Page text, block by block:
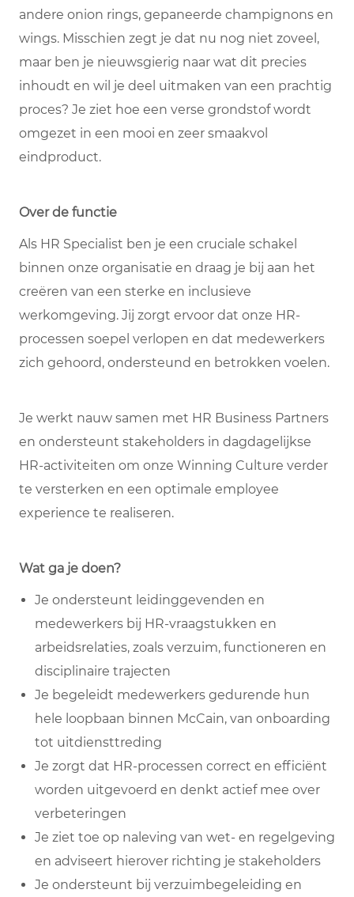
andere onion rings, gepaneerde champignons en
wings. Misschien zegt je dat nu nog niet zoveel,
maar ben je nieuwsgierig naar wat dit precies
inhoudt en wil je deel uitmaken van een prachtig
proces? Je ziet hoe een verse grondstof wordt
omgezet in een mooi en zeer smaakvol
eindproduct.
Over de functie
Als HR Specialist ben je een cruciale schakel
binnen onze organisatie en draag je bij aan het
creëren van een sterke en inclusieve
werkomgeving. Jij zorgt ervoor dat onze HR-
processen soepel verlopen en dat medewerkers
zich gehoord, ondersteund en betrokken voelen.
Je werkt nauw samen met HR Business Partners
en ondersteunt stakeholders in dagdagelijkse
HR-activiteiten om onze Winning Culture verder
te versterken en een optimale employee
experience te realiseren.
Wat ga je doen?
Je ondersteunt leidinggevenden en
medewerkers bij HR-vraagstukken en
arbeidsrelaties, zoals verzuim, functioneren en
disciplinaire trajecten
Je begeleidt medewerkers gedurende hun
hele loopbaan binnen McCain, van onboarding
tot uitdiensttreding
Je zorgt dat HR-processen correct en efficiënt
worden uitgevoerd en denkt actief mee over
verbeteringen
Je ziet toe op naleving van wet- en regelgeving
en adviseert hierover richting je stakeholders
Je ondersteunt bij verzuimbegeleiding en